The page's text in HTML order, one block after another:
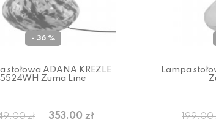
- 36 %
stołowa ADANA KREZLE
5524WH Zuma Line
zł 353.00 zł
Lampa
199.00